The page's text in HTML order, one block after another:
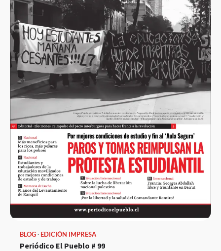
BLOG EDICIÓN IMPRESA
Periódico El Pueblo # 99